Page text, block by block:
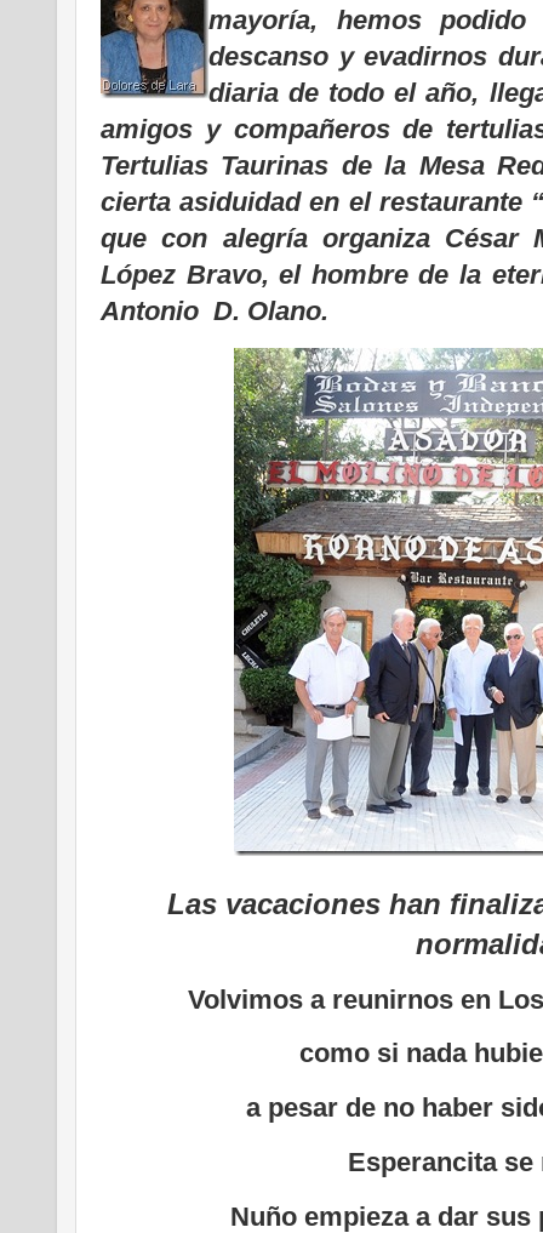
mayoría, hemos
descanso y evadirnos
diaria de todo el año,
amigos y compañeros de
Tertulias Taurinas de la Mesa
cierta asiduidad en el restaurante
que con alegría organiza César
López Bravo, el hombre de la
Antonio D. Olano.
Las vacaciones han
Volvimos a reunirnos en
como si nada
a pesar de no haber
Esperancita se
Nuño empieza a dar